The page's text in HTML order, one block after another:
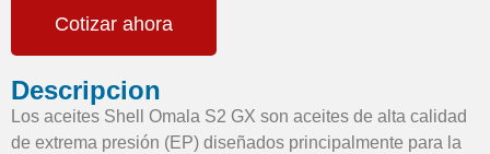
Cotizar ahora
Descripcion
Los aceites Shell Omala S2 GX son aceites de alta calidad
de extrema presión (EP) diseñados principalmente para la